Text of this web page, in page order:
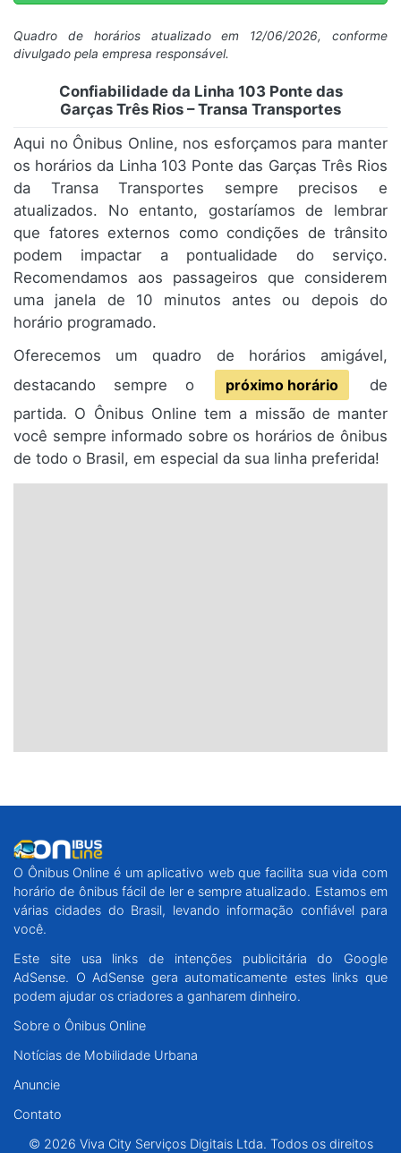
Quadro de horários atualizado em 12/06/2026, conforme
divulgado pela empresa responsável.
Confiabilidade da Linha 103 Ponte das
Garças Três Rios – Transa Transportes
Aqui no Ônibus Online, nos esforçamos para manter
os horários da Linha 103 Ponte das Garças Três Rios
da Transa Transportes sempre precisos e
atualizados. No entanto, gostaríamos de lembrar
que fatores externos como condições de trânsito
podem impactar a pontualidade do serviço.
Recomendamos aos passageiros que considerem
uma janela de 10 minutos antes ou depois do
horário programado.
Oferecemos um quadro de horários amigável,
destacando sempre o
próximo horário
de
partida. O Ônibus Online tem a missão de manter
você sempre informado sobre os horários de ônibus
de todo o Brasil, em especial da sua linha preferida!
O Ônibus Online é um aplicativo web que facilita sua vida com
horário de ônibus fácil de ler e sempre atualizado. Estamos em
várias cidades do Brasil, levando informação confiável para
você.
Este site usa links de intenções publicitária do Google
AdSense. O AdSense gera automaticamente estes links que
podem ajudar os criadores a ganharem dinheiro.
Sobre o Ônibus Online
Notícias de Mobilidade Urbana
Anuncie
Contato
© 2026 Viva City Serviços Digitais Ltda. Todos os direitos